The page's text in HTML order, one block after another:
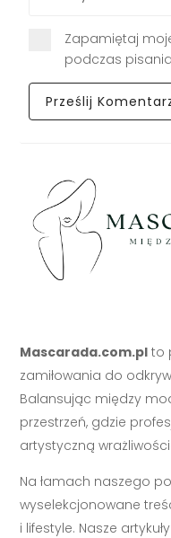
Zapamiętaj
podczas
Mascarada.com.pl to
zamiłowania do
Balansując między
przestrzeń, gdzie
artystyczną
Na łamach naszego
wyselekcjonowane
i lifestyle. Nasze